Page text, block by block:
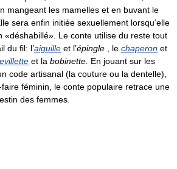
mangeant les mamelles et en buvant le
sera enfin initiée sexuellement lorsqu’elle
«déshabillé». Le conte utilise du reste tout
du fil: l’aiguille et l’épingle , le chaperon et
et la bobinette. En jouant sur les
code artisanal (la couture ou la dentelle),
faire féminin, le conte populaire retrace une
des femmes.